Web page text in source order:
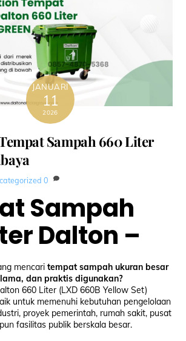
JANUARI
11
2026
Sampah 660 Liter
0
Sampah
Dalton –
mencaritempat sampah ukuran besar
dan praktis digunakan?
660 Liter (LXD 660B Yellow Set)
untuk memenuhi kebutuhan pengelolaan
proyek pemerintah, rumah sakit, pusat
fasilitas publik berskala besar.